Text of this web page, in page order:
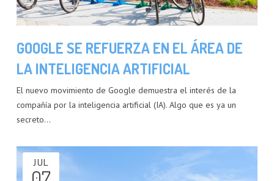
GOOGLE SE REFUERZA EN EL ÁREA DE
LA INTELIGENCIA ARTIFICIAL
El nuevo movimiento de Google demuestra el interés de la
compañía por la inteligencia artificial (IA). Algo que es ya un
secreto…
JUL